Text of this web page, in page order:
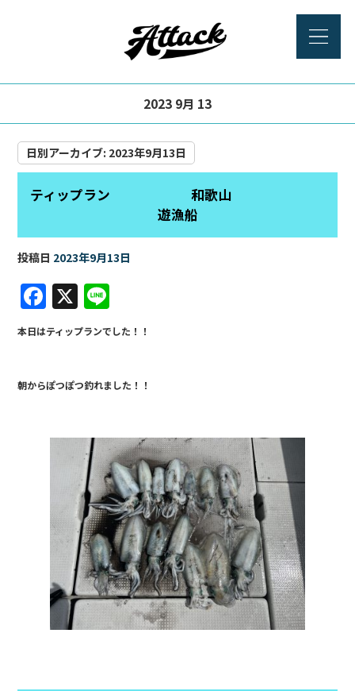
2023 9月 13
日別アーカイブ: 2023年9月13日
ティップラン 和歌山
遊漁船
投稿日 2023年9月13日
F
a
c
e
b
o
X
n
e
本日はティップランでした！！
朝からぽつぽつ釣れました！！